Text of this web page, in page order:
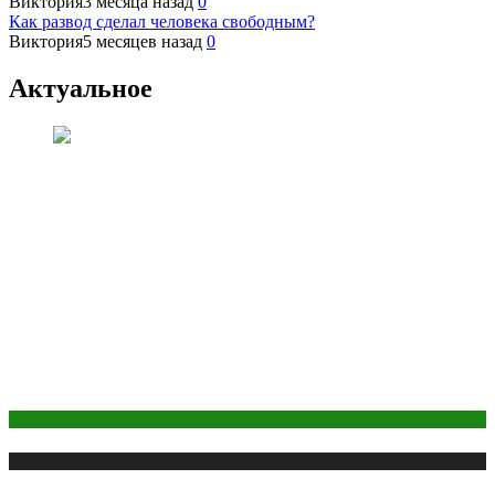
Как развод сделал человека свободным?
Виктория5 месяцев назад 0
Актуальное